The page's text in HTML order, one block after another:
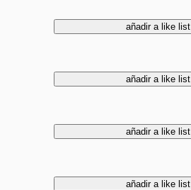
añadir a like list
añadir a like list
añadir a like list
añadir a like list